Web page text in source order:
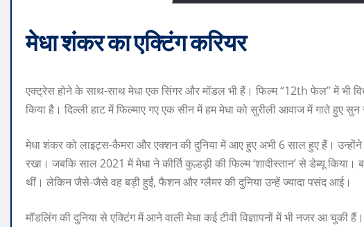
मेधा शंकर का एक्टिंग करियर
एक्ट्रेस होने के साथ-साथ मेधा एक सिंगर और मॉडल भी हैं। फिल्‍म “12th फेल” में भी
किया है। दिल्‍ली हाट में फिल्‍माए गए एक सीन में हम मेधा को सुरीली आवाज में गाते हुए
मेधा शंकर को लाइट्स-कैमरा और एक्‍शन की दुनिया में आए हुए अभी 6 साल हुए हैं।
रखा। जबकि साल 2021 में मेधा ने कीर्ति कुल्हड़ी की फिल्म ‘शादीस्‍तान’ से डेब्‍यू किया।
थीं। लेकिन जैसे-जैसे वह बड़ी हुईं, फैशन और ग्‍लैमर की दुनिया उन्‍हें ज्‍यादा पसंद आई।
मॉडलिंग की दुनिया से एक्‍ट‍िंग में आने वाली मेधा कई टीवी विज्ञापनों में भी नजर आ